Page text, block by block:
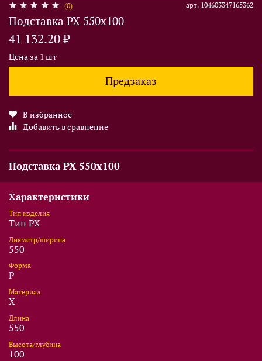
(0) арт. 104603347165362
Подставка PX 550x100
41 132.20 ₽
Цена за 1 шт
Предзаказ
В избранное
Добавить в сравнение
Подставка PX 550x100
Характеристики
Тип изделия
Тип PX
Диаметр/ширина
550
Форма
P
Материал
X
Длина
550
Высота/глубина
100